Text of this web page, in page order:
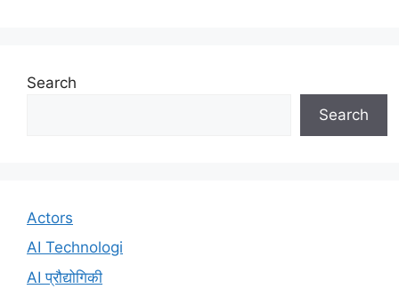
Search
Search
Actors
AI Technologi
AI प्रौद्योगिकी